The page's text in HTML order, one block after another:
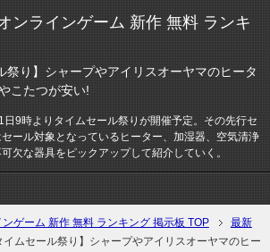
ンラインゲーム 新作 無料 ランキ
祭り】シャープやアイリスオーヤマのヒータ
こたつが安い!
9時よりタイムセール祭りが開催予定。その先行セ
ール対象となっているヒーター、加湿器、空気清浄
欠な器具をピックアップして紹介していく。
ゲーム 新作 無料 ランキング 掲示板 TOP
最新
イムセール祭り】シャープやアイリスオーヤマのヒー